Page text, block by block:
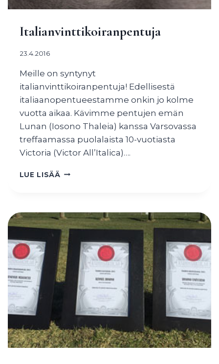
Italianvinttikoiranpentuja
23.4.2016
Meille on syntynyt
italianvinttikoiranpentuja! Edellisestä
italiaanopentueestamme onkin jo kolme
vuotta aikaa. Kävimme pentujen emän
Lunan (Iosono Thaleia) kanssa Varsovassa
treffaamassa puolalaista 10-vuotiasta
Victoria (Victor All’Italica)….
LUE LISÄÄ ITALIANVINTTIKOIRANPENTUJA